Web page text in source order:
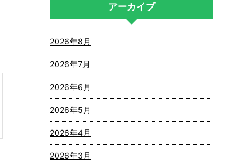
アーカイブ
2026年8月
2026年7月
2026年6月
2026年5月
2026年4月
2026年3月